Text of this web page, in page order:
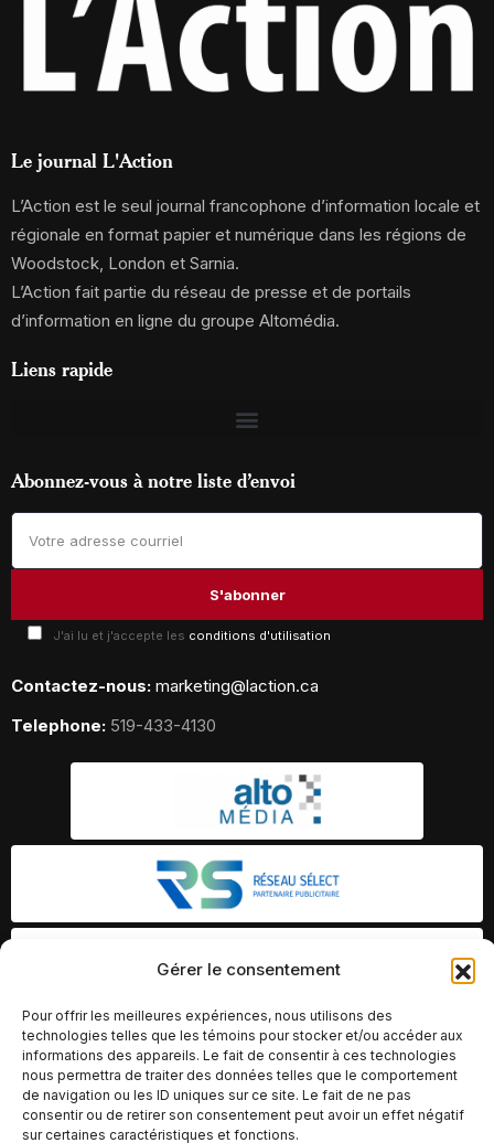
Gérer le consentement
Pour offrir les meilleures expériences, nous utilisons des
technologies telles que les témoins pour stocker et/ou accéder aux
informations des appareils. Le fait de consentir à ces technologies
nous permettra de traiter des données telles que le comportement
de navigation ou les ID uniques sur ce site. Le fait de ne pas
consentir ou de retirer son consentement peut avoir un effet négatif
sur certaines caractéristiques et fonctions.
Le journal L'Action
L’Action est le seul journal francophone d’information locale et
régionale en format papier et numérique dans les régions de
Woodstock, London et Sarnia.
L’Action fait partie du réseau de presse et de portails
d’information en ligne du groupe Altomédia.
Liens rapide
Abonnez-vous à notre liste d’envoi
J'ai lu et j'accepte les conditions d'utilisation
Contactez-nous: marketing@laction.ca
Telephone: 519-433-4130